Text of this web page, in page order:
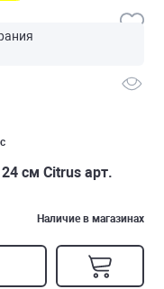
см Citrus арт.
Наличие в магазинах